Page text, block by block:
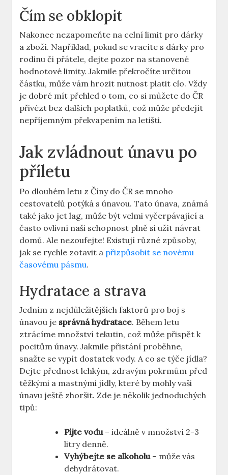
Čím se obklopit
Nakonec nezapomeňte na celní limit pro⁤ dárky
a zboží. Například, ⁣pokud se vracíte s dárky pro
rodinu ⁤či přátele, dejte pozor na ⁤stanovené
hodnotové limity. Jakmile‍ překročíte⁤ určitou
⁣částku, může vám hrozit nutnost platit clo. ‌Vždy
‍je dobré mít přehled o tom, co si můžete do ČR
⁢přivézt bez dalších poplatků, ​což může předejít
nepříjemným překvapením na ⁤letišti.
Jak zvládnout únavu po
příletu
Po dlouhém letu z Číny do ČR​ se mnoho
cestovatelů potýká s únavou. Tato‌ únava, známá
také ​jako ⁣jet⁢ lag, může být velmi vyčerpávající a
‌často ovlivní naši schopnost plně si užít návrat
domů. Ale nezoufejte! Existují různé způsoby,
jak​ se rychle ‍zotavit ⁤a přizpůsobit se novému
časovému pásmu.
Hydratace a strava
Jedním z nejdůležitějších faktorů pro boj s
‍únavou ​je správná hydratace.⁢ Během letu​
ztrácíme množství tekutin, což může přispět k
pocitům únavy. Jakmile⁢ přistání‌ proběhne,
snažte se vypít dostatek vody. A co se týče jídla?
Dejte přednost lehkým, ‌zdravým pokrmům před
těžkými a mastnými jídly, které by mohly vaši
únavu ještě⁢ zhoršit. Zde je několik⁣ jednoduchých⁢
tipů:
Pijte vodu– ideálně v množství 2-3
litry denně.
Vyhýbejte se alkoholu– může vás
dehydrátovat.